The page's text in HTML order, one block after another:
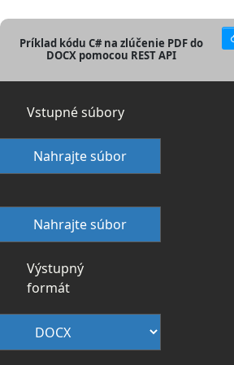
Príklad kódu C# na zlúčenie PDF do
DOCX pomocou REST API
Vstupné súbory
Nahrajte súbor
Nahrajte súbor
Výstupný
formát